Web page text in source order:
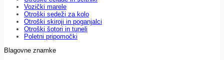
Vozički marele
Otroški sedeži za kolo
Otroški skiroji in poganjalci
Otroški šotori in tuneli
Poletni pripomočki
Blagovne znamke